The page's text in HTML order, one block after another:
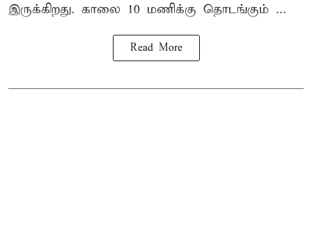
இருக்கிறது. காலை 10 மணிக்கு தொடங்கும் ...
Read More